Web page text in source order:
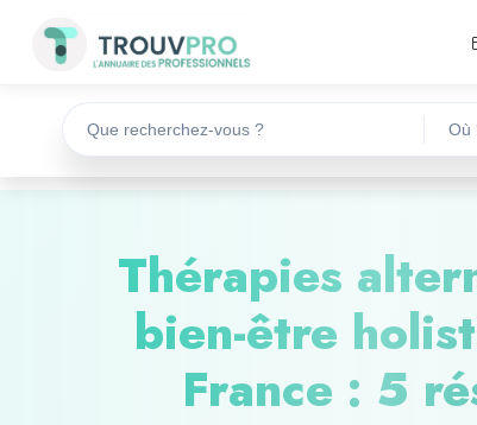
Thérapies
bien-être
France : 5